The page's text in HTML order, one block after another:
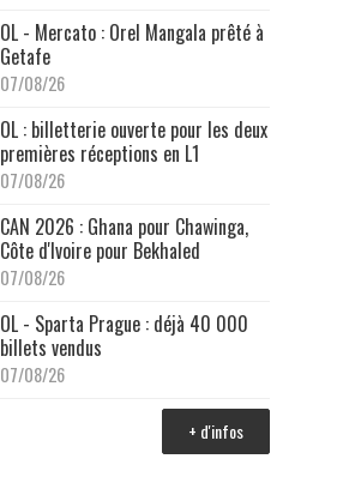
OL - Mercato : Orel Mangala prêté à
Getafe
07/08/26
OL : billetterie ouverte pour les deux
premières réceptions en L1
07/08/26
CAN 2026 : Ghana pour Chawinga,
Côte d'Ivoire pour Bekhaled
07/08/26
OL - Sparta Prague : déjà 40 000
billets vendus
07/08/26
+ d'infos